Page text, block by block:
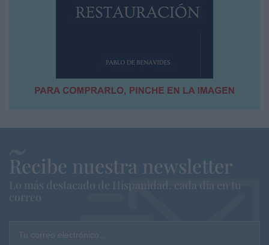
Recibe nuestra newsletter
Lo más destacado de Hispanidad, cada dia en tu
correo
Tu correo electrónico...